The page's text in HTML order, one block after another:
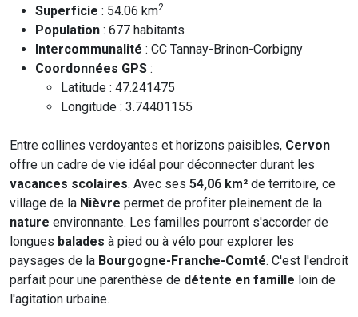
Superficie : 54.06 km2
Population : 677 habitants
Intercommunalité : CC Tannay-Brinon-Corbigny
Coordonnées GPS :
Latitude : 47.241475
Longitude : 3.74401155
Entre collines verdoyantes et horizons paisibles, Cervon
offre un cadre de vie idéal pour déconnecter durant les
vacances scolaires. Avec ses 54,06 km² de territoire, ce
village de la Nièvre permet de profiter pleinement de la
nature environnante. Les familles pourront s'accorder de
longues balades à pied ou à vélo pour explorer les
paysages de la Bourgogne-Franche-Comté. C'est l'endroit
parfait pour une parenthèse de détente en famille loin de
l'agitation urbaine.